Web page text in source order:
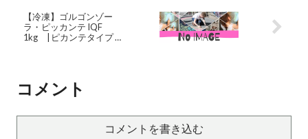
乳製品 送料無料 十勝 士幌
町 12000円
【冷凍】ゴルゴンゾー
ラ・ピッカンテ IQF
1kg | ピカンテタイプ ク
コメント
コメントを書き込む